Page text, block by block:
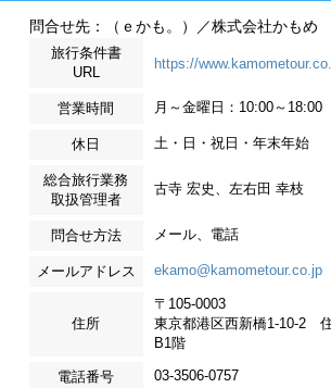
問合せ先：（ｅかも。）／株式会社かもめ
旅行条件書
URL
https://
営業時間 月～金曜日：10:00～18:00
休日 土・日・祝日・年末年始
総合旅行業務
取扱管理者
古寺 宏史、左右田 幸枝
問合せ方法 メール、電話
メールアドレス ekamo@kamometour.co.jp
住所
〒105-0003
東京都港区西新橋1-10-2
B1階
電話番号 03-3506-0757